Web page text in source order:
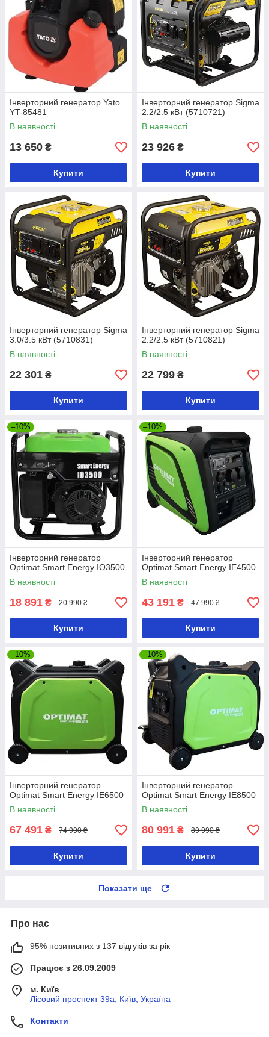
Інверторний генератор Yato
YT-85481
В наявності
13 650 ₴
Купити
Інверторний генератор Sigma
2.2/2.5 кВт (5710721)
В наявності
23 926 ₴
Купити
Інверторний генератор Sigma
3.0/3.5 кВт (5710831)
В наявності
22 301 ₴
Купити
Інверторний генератор Sigma
2.2/2.5 кВт (5710821)
В наявності
22 799 ₴
Купити
–10%
Інверторний генератор
Optimat Smart Energy IO3500
В наявності
18 891 ₴ 20 990 ₴
Купити
–10%
Інверторний генератор
Optimat Smart Energy IE4500
В наявності
43 191 ₴ 47 990 ₴
Купити
–10%
Інверторний генератор
Optimat Smart Energy IE6500
В наявності
67 491 ₴ 74 990 ₴
Купити
–10%
Інверторний генератор
Optimat Smart Energy IE8500
В наявності
80 991 ₴ 89 990 ₴
Купити
Показати ще
Про нас
95% позитивних з 137 відгуків за рік
Працює з 26.09.2009
м. Київ
Лісовий проспект 39а, Київ, Україна
Контакти